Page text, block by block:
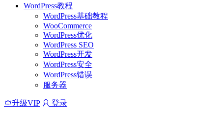
WordPress教程
WordPress基础教程
WooCommerce
WordPress优化
WordPress SEO
WordPress开发
WordPress安全
WordPress错误
服务器
升级VIP 登录